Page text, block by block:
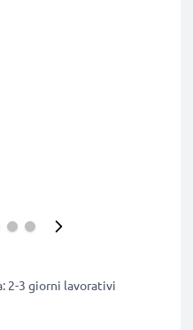
2-3 giorni lavorativi